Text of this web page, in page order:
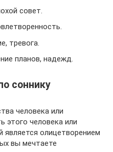
совет.
тревога.
планов, надежд.
соннику
человека или
этого человека или
является олицетворением
вы мечтаете